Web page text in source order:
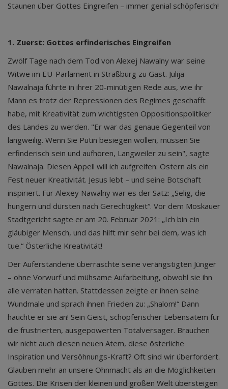
Staunen über Gottes Eingreifen – immer genial schöpferisch!
1. Zuerst: Gottes erfinderisches Eingreifen
Zwölf Tage nach dem Tod von Alexej Nawalny war seine
Witwe im EU-Parlament in Straßburg zu Gast. Julija
Nawalnaja führte in ihrer 20-minütigen Rede aus, wie ihr
Mann es trotz der Repressionen des Regimes geschafft
habe, mit Kreativität zum wichtigsten Oppositionspolitiker
des Landes zu werden. "Er war das genaue Gegenteil von
langweilig. Wenn Sie Putin besiegen wollen, müssen Sie
erfinderisch sein und aufhören, Langweiler zu sein", sagte
Nawalnaja. Diesen Appell will ich aufgreifen: Ostern als ein
Fest neuer Kreativität. Jesus lebt – und seine Botschaft
inspiriert. Für Alexey Nawalny war es der Satz: „Selig, die
hungern und dürsten nach Gerechtigkeit“. Vor dem Moskauer
Stadtgericht sagte er am 20. Februar 2021: „Ich bin ein
gläubiger Mensch, und das hilft mir sehr bei dem, was ich
tue.“ Österliche Kreativität!
Der Auferstandene überraschte seine verängstigten Jünger
– ohne Vorwurf und mühsame Aufarbeitung, obwohl sie ihn
alle verraten hatten. Stattdessen zeigte er ihnen seine
Wundmale und sprach ihnen Frieden zu: „Shalom!“ Dann
hauchte er sie an! Sein Geist, schöpferischer Lebensatem für
die frustrierten, ausgepowerten Totalversager. Brauchen
wir nicht auch diesen neuen Atem, diese österliche
Inspiration und Versöhnungs-Kraft? Oft sind wir überfordert.
Glauben mehr an unsere Ohnmacht als an die Möglichkeiten
Gottes. Die Krisen der kleinen und großen Welt übersteigen